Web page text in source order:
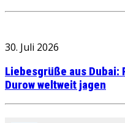
30. Juli 2026
Liebesgrüße aus
Durow weltweit jagen